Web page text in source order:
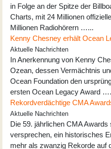
in Folge an der Spitze der
Charts, mit 24 Millionen
Millionen Radiohörern …...
Kenny Chesney erhält Ocean
Aktuelle Nachrichten
In Anerkennung von Kenny
Ozean, dessen Vermächtnis
Ocean Foundation den
ersten Ocean Legacy Award
Rekordverdächtige CMA
Aktuelle Nachrichten
Die 59. jährlichen CMA
versprechen, ein historisches
mehr als zwanzig Rekorde auf